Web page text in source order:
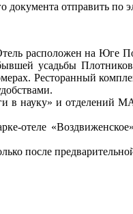
отправить по
расположен на
усадьбы
Ресторанный
в науку» и отделений
отеле
после